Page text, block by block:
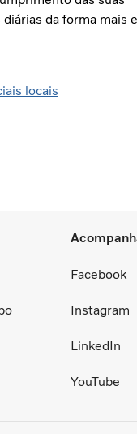
da forma mais
locais
Facebook
Instagram
LinkedIn
YouTube